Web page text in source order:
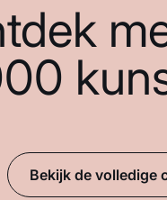
Bekijk de volledige